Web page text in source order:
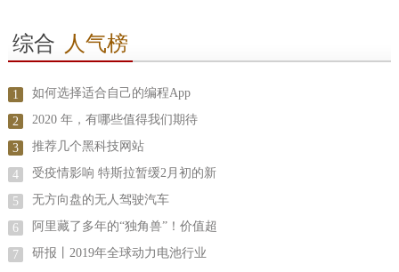
综合 人气榜
1 如何选择适合自己的编程App
2 2020 年，有哪些值得我们期待
3 推荐几个黑科技网站
4 受疫情影响 特斯拉暂缓2月初的新
5 无方向盘的无人驾驶汽车
6 阿里藏了多年的“独角兽”！价值超
7 研报丨2019年全球动力电池行业